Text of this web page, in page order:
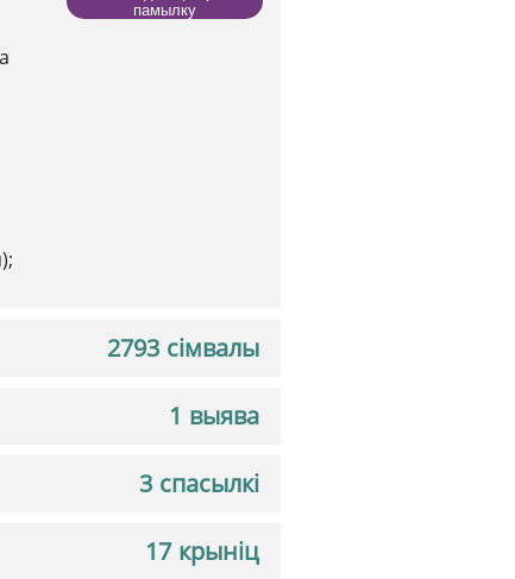
памылку
2793 сімвалы
1 выява
3 спасылкі
17 крыніц